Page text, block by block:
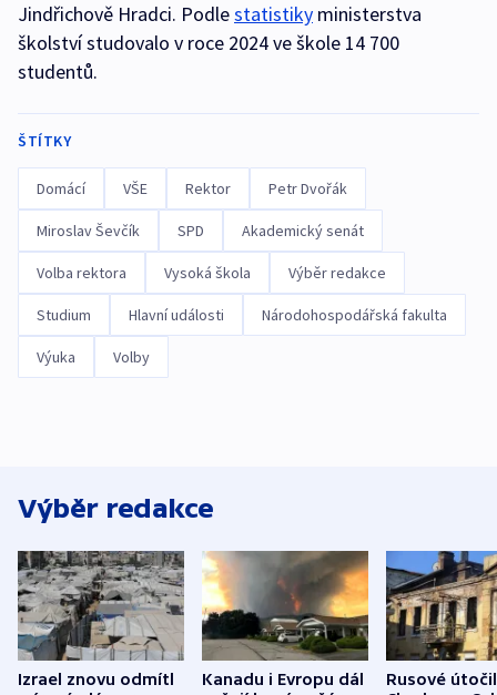
Jindřichově Hradci. Podlestatistiky ministerstva
školství studovalo v roce 2024 ve škole 14 700
studentů.
ŠTÍTKY
Domácí VŠE Rektor Petr Dvořák
Miroslav Ševčík SPD Akademický senát
Volba rektora Vysoká škola Výběr redakce
Studium Hlavní události Národohospodářská fakulta
Výuka Volby
Výběr redakce
Izrael znovu odmítl
Kanadu i Evropu dál
Rusové